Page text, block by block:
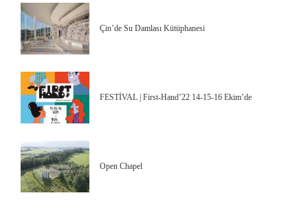
Çin’de Su Damlası Kütüphanesi
FESTİVAL | First-Hand’22 14-15-16 Ekim’de
Open Chapel